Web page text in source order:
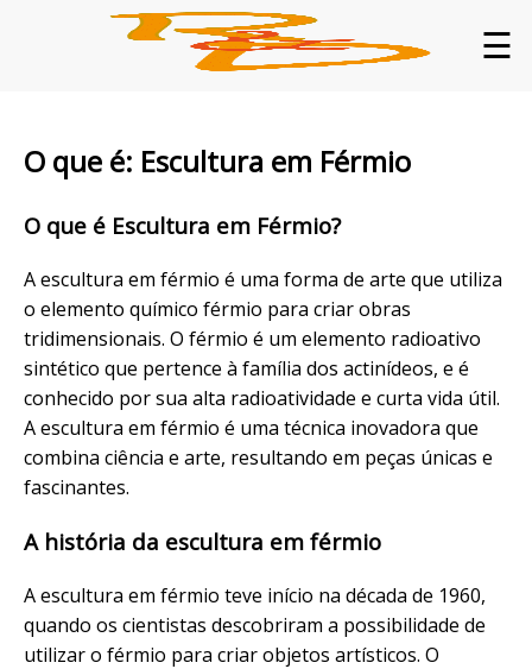
☰
O que é: Escultura em Férmio
O que é Escultura em Férmio?
A escultura em férmio é uma forma de arte que utiliza
o elemento químico férmio para criar obras
tridimensionais. O férmio é um elemento radioativo
sintético que pertence à família dos actinídeos, e é
conhecido por sua alta radioatividade e curta vida útil.
A escultura em férmio é uma técnica inovadora que
combina ciência e arte, resultando em peças únicas e
fascinantes.
A história da escultura em férmio
A escultura em férmio teve início na década de 1960,
quando os cientistas descobriram a possibilidade de
utilizar o férmio para criar objetos artísticos. O